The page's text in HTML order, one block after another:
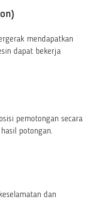
mendapatkan
dapat bekerja
pemotongan secara
potongan.
dan